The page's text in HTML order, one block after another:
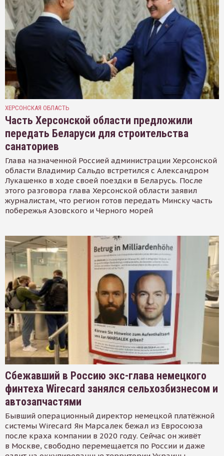
ХЕРСОНСКАЯ ОБЛАСТЬ
Часть Херсонской области предложили
передать Беларуси для строительства
санаториев
Глава назначенной Россией администрации Херсонской
области Владимир Сальдо встретился с Александром
Лукашенко в ходе своей поездки в Беларусь. После
этого разговора глава Херсонской области заявил
журналистам, что регион готов передать Минску часть
побережья Азовского и Черного морей
Сбежавший в Россию экс-глава немецкого
финтеха Wirecard занялся сельхозбизнесом и
автозапчастями
Бывший операционный директор немецкой платёжной
системы Wirecard Ян Марсалек бежал из Евросоюза
после краха компании в 2020 году. Сейчас он живёт
в Москве, свободно перемещается по России и даже